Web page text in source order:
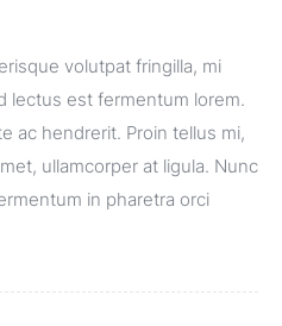
volutpat fringilla, mi
lectus est fermentum lorem.
ac hendrerit. Proin tellus mi,
ullamcorper at ligula. Nunc
in pharetra orci